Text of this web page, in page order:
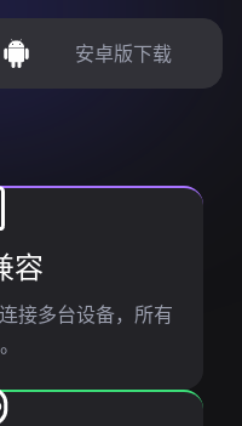
安卓版下载
容
接多台设备，所有